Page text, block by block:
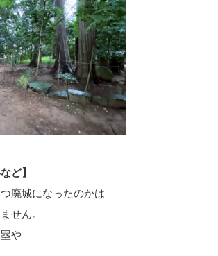
ど】
廃城になったのかは
せん。
や